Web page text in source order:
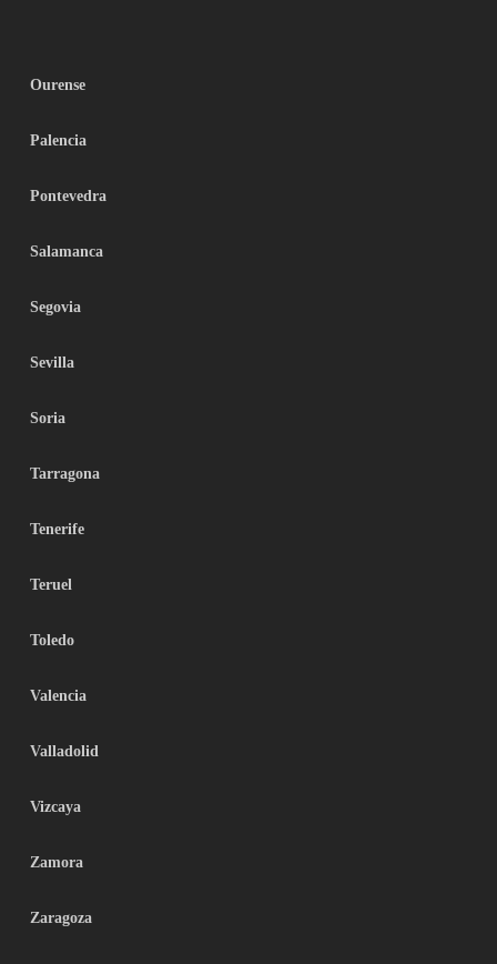
Ourense
Palencia
Pontevedra
Salamanca
Segovia
Sevilla
Soria
Tarragona
Tenerife
Teruel
Toledo
Valencia
Valladolid
Vizcaya
Zamora
Zaragoza